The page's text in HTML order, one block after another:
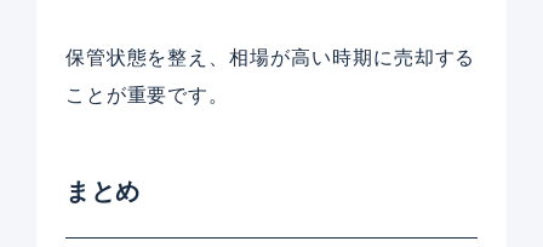
保管状態を整え、相場が高い時期に売却する
ことが重要です。
まとめ